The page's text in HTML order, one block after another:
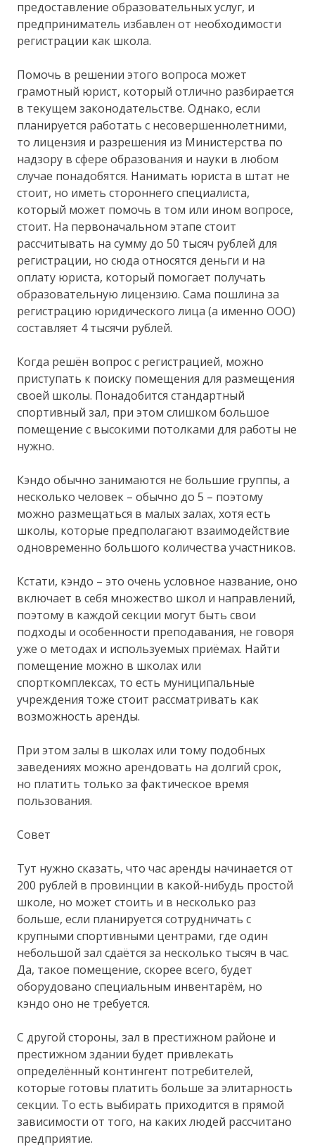
предоставление образовательных услуг, и
предприниматель избавлен от необходимости
регистрации как школа.
Помочь в решении этого вопроса может
грамотный юрист, который отлично разбирается
в текущем законодательстве. Однако, если
планируется работать с несовершеннолетними,
то лицензия и разрешения из Министерства по
надзору в сфере образования и науки в любом
случае понадобятся. Нанимать юриста в штат не
стоит, но иметь стороннего специалиста,
который может помочь в том или ином вопросе,
стоит. На первоначальном этапе стоит
рассчитывать на сумму до 50 тысяч рублей для
регистрации, но сюда относятся деньги и на
оплату юриста, который помогает получать
образовательную лицензию. Сама пошлина за
регистрацию юридического лица (а именно ООО)
составляет 4 тысячи рублей.
Когда решён вопрос с регистрацией, можно
приступать к поиску помещения для размещения
своей школы. Понадобится стандартный
спортивный зал, при этом слишком большое
помещение с высокими потолками для работы не
нужно.
Кэндо обычно занимаются не большие группы, а
несколько человек – обычно до 5 – поэтому
можно размещаться в малых залах, хотя есть
школы, которые предполагают взаимодействие
одновременно большого количества участников.
Кстати, кэндо – это очень условное название, оно
включает в себя множество школ и направлений,
поэтому в каждой секции могут быть свои
подходы и особенности преподавания, не говоря
уже о методах и используемых приёмах. Найти
помещение можно в школах или
спорткомплексах, то есть муниципальные
учреждения тоже стоит рассматривать как
возможность аренды.
При этом залы в школах или тому подобных
заведениях можно арендовать на долгий срок,
но платить только за фактическое время
пользования.
Совет
Тут нужно сказать, что час аренды начинается от
200 рублей в провинции в какой-нибудь простой
школе, но может стоить и в несколько раз
больше, если планируется сотрудничать с
крупными спортивными центрами, где один
небольшой зал сдаётся за несколько тысяч в час.
Да, такое помещение, скорее всего, будет
оборудовано специальным инвентарём, но
кэндо оно не требуется.
С другой стороны, зал в престижном районе и
престижном здании будет привлекать
определённый контингент потребителей,
которые готовы платить больше за элитарность
секции. То есть выбирать приходится в прямой
зависимости от того, на каких людей рассчитано
предприятие.